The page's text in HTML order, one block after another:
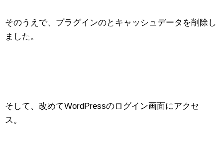
そのうえで、プラグインのとキャッシュデータを削除し
ました。
そして、改めてWordPressのログイン画面にアクセ
ス。